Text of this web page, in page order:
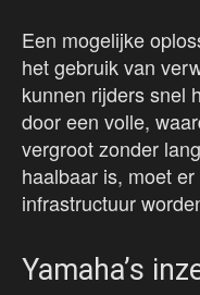
Een mogelijke
het gebruik van
kunnen rijders snel
door een volle,
vergroot zonder
haalbaar is, moet
infrastructuur
Yamaha’s